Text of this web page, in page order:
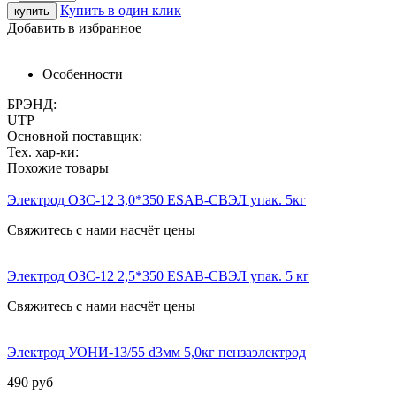
Купить в один клик
Добавить в избранное
Особенности
БРЭНД:
UTP
Основной поставщик:
Тех. хар-ки:
Похожие товары
Электрод ОЗС-12 3,0*350 ESAB-СВЭЛ упак. 5кг
Свяжитесь с нами насчёт цены
Электрод ОЗС-12 2,5*350 ESAB-СВЭЛ упак. 5 кг
Свяжитесь с нами насчёт цены
Электрод УОНИ-13/55 d3мм 5,0кг пензаэлектрод
490 руб